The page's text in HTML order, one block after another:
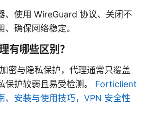
、使用 WireGuard 协议、关闭不
确保网络稳定。
有哪些区别？
密与隐私保护，代理通常只覆盖
保护较弱且易受检测。 Forticlient
、安装与使用技巧，VPN 安全性